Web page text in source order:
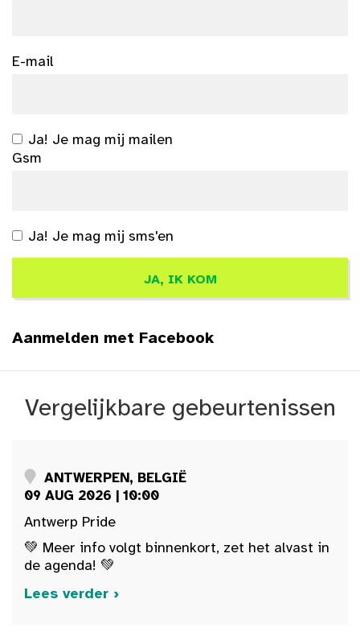
E-mail
Ja! Je mag mij mailen
Gsm
Ja! Je mag mij sms'en
Aanmelden met Facebook
Vergelijkbare gebeurtenissen
ANTWERPEN, BELGIË
09 AUG 2026 | 10:00
Antwerp Pride
💚 Meer info volgt binnenkort, zet het alvast in
de agenda! 💚
Lees verder ›